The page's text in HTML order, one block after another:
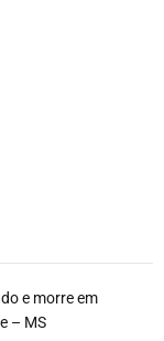
e morre em
– MS